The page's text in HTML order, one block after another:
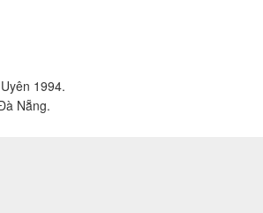
1994.
Nẵng.